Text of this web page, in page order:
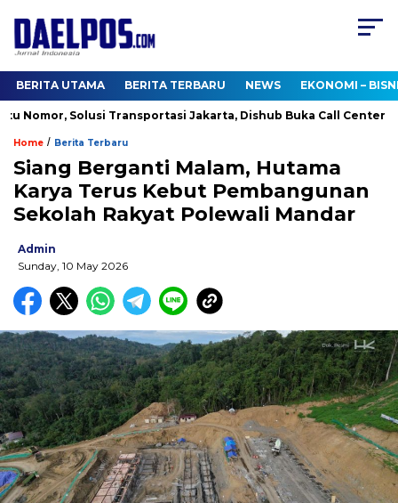
BERITA UTAMA BERITA TERBARU NEWS EKONOMI –
Nomor, Solusi Transportasi Jakarta, Dishub Buka Call Center
Home / Berita Terbaru
Siang Berganti Malam, Hutama
Karya Terus Kebut Pembangunan
Sekolah Rakyat Polewali Mandar
Admin
Sunday, 10 May 2026